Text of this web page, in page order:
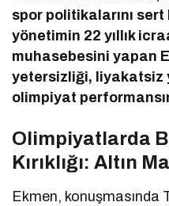
spor politikalarını
yönetimin 22 yıllık
muhasebesini yapan
yetersizliği, liyakatsiz
olimpiyat
Olimpiyatlarda
Kırıklığı: Altın
Ekmen, konuşmasında